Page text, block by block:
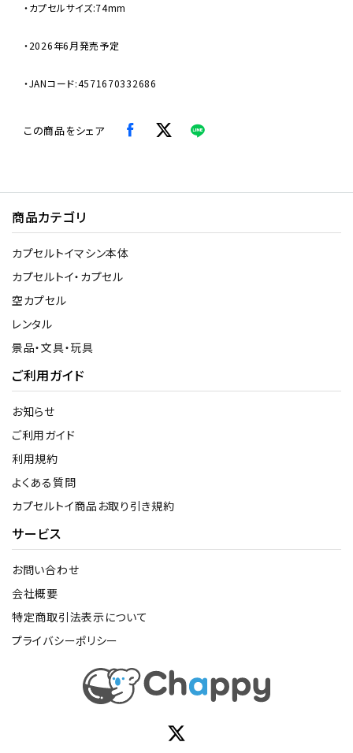
・カプセルサイズ:74mm
・2026年6月発売予定
・JANコード:4571670332686
この商品をシェア
商品カテゴリ
カプセルトイマシン本体
カプセルトイ・カプセル
空カプセル
レンタル
景品・文具・玩具
ご利用ガイド
お知らせ
ご利用ガイド
利用規約
よくある質問
カプセルトイ商品お取り引き規約
サービス
お問い合わせ
会社概要
特定商取引法表示について
プライバシーポリシー